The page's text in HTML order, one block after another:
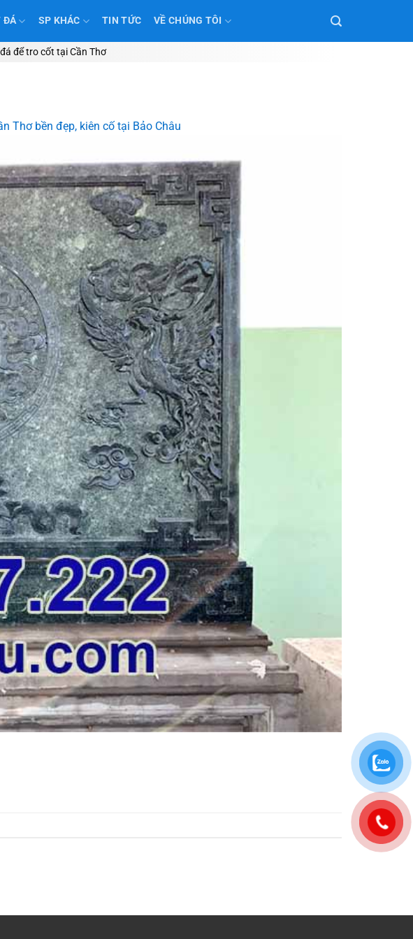
ĐÁ SP KHÁC TIN TỨC VỀ CHÚNG TÔI
để tro cốt tại Cần Thơ
Thơ bền đẹp, kiên cố tại Bảo Châu